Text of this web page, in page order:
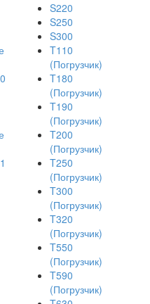
S220
S250
S300
T110
(Погрузчик)
T180
(Погрузчик)
T190
(Погрузчик)
T200
(Погрузчик)
T250
(Погрузчик)
T300
(Погрузчик)
T320
(Погрузчик)
T550
(Погрузчик)
T590
(Погрузчик)